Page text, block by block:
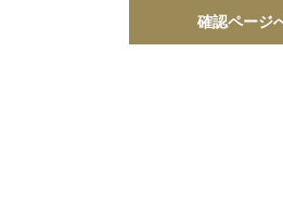
確認ページ